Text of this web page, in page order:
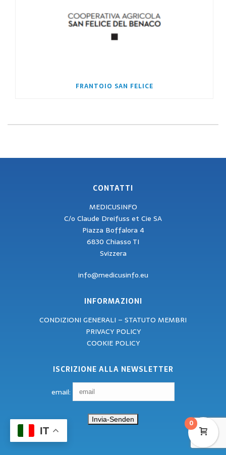
FRANTOIO SAN FELICE
CONTATTI
MEDICUSINFO
C/o Claude Dreifuss et Cie SA
Piazza Boffalora 4
6830 Chiasso TI
Svizzera
info@medicusinfo.eu
INFORMAZIONI
CONDIZIONI GENERALI – STATUTO MEMBRI
PRIVACY POLICY
COOKIE POLICY
ISCRIZIONE ALLA NEWSLETTER
email:
0
IT